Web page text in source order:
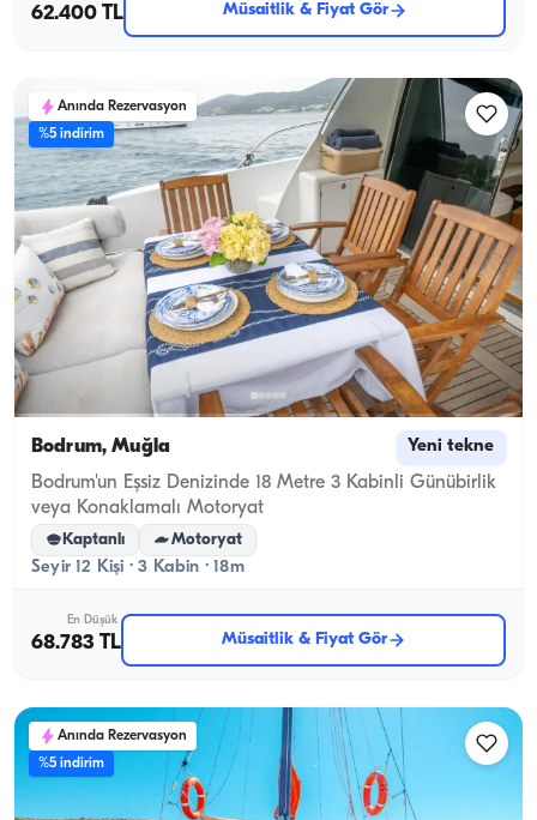
62.400 TL Müsaitlik & Fiyat Gör
Anında Rezervasyon
%5 indirim
Bodrum, Muğla Yeni tekne
Bodrum'un Eşsiz Denizinde 18 Metre 3 Kabinli Günübirlik
veya Konaklamalı Motoryat
Kaptanlı Motoryat
Seyir 12 Kişi · 3 Kabin · 18m
En Düşük
68.783 TL Müsaitlik & Fiyat Gör
Anında Rezervasyon
%5 indirim